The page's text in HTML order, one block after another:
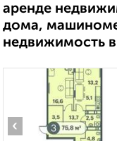
аренде
дома,
недвижимость
‹